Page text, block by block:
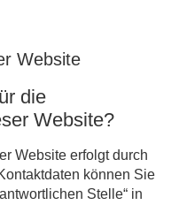
Website
die
Website?
Website erfolgt durch
können Sie
Stelle“ in